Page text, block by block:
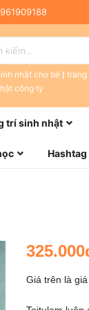
nhật cho bé
trang
công ty
trí sinh nhật
Hashtag
Giá trên là giá